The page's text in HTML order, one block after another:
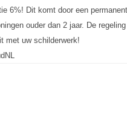
6%! Dit komt door een
ouder dan 2 jaar. De
met uw schilderwerk!